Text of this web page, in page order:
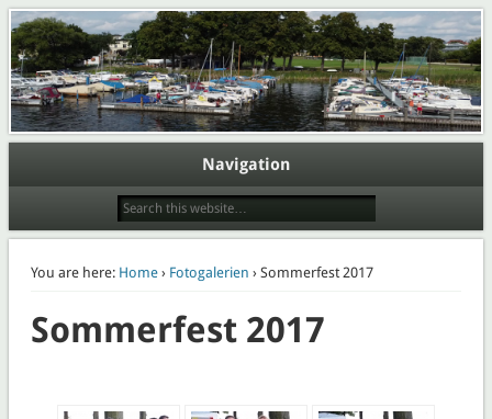
Wasserport im ESV Lok Potsdam
e.V.
Webpräsenz der Abteilung Wassersport des Eisenbahner Sportverein Lokomotive
Potsdam e.V.
Navigation
You are here: Home› Fotogalerien › Sommerfest 2017
Sommerfest 2017